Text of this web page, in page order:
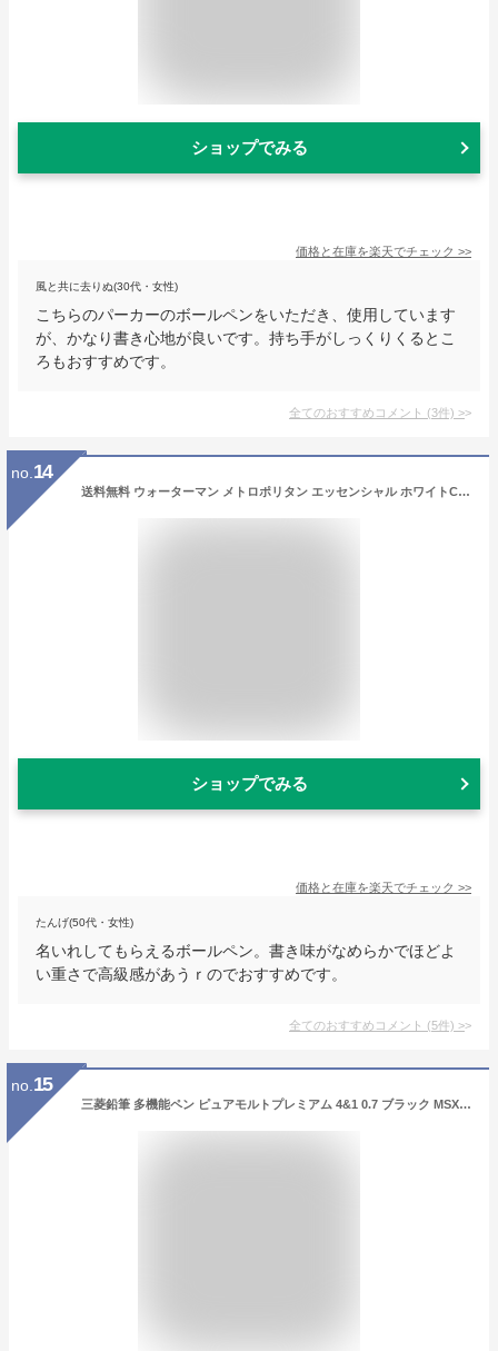
ショップでみる
価格と在庫を楽天でチェック >>
風と共に去りぬ(30代・女性)
こちらのパーカーのボールペンをいただき、使用しています
が、かなり書き心地が良いです。持ち手がしっくりくるとこ
ろもおすすめです。
全てのおすすめコメント (3件) >
no. 14
送料無料 ウォーターマン メトロポリタン エッセンシャル ホワイトCT ローズウッドCT ボールペン プレゼント オリジナル 高級 ギフト メッセージカード ブランド 名前入り 名前入れ ギフト 誕生日 母の日 プレゼント 実用的 入学 就職 お祝い 男性 女性
ショップでみる
価格と在庫を楽天でチェック >>
たんげ(50代・女性)
名いれしてもらえるボールペン。書き味がなめらかでほどよ
い重さで高級感があうｒのでおすすめです。
全てのおすすめコメント (5件) >
no. 15
三菱鉛筆 多機能ペン ピュアモルトプレミアム 4&1 0.7 ブラック MSXE520050724